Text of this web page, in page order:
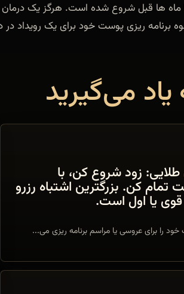
ماه ها قبل شروع شده است. هرگز یک درمان
برنامه ریزی پوست خود برای یک رویداد
یاد می‌گیرید
طلایی: زود شروع کن، با
تمام کن. بزرگترین اشتباه رزرو
یا اول است.
خود را برای عروسی یا مراسم برنامه ریزی می...